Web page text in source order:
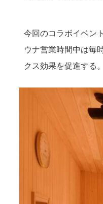
今回のコラボイベン
ウナ営業時間中は毎
クス効果を促進する。